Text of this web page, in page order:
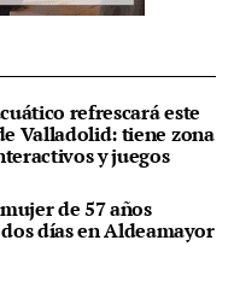
refrescará este
Valladolid: tiene zona
y juegos
de 57 años
días en Aldeamayor